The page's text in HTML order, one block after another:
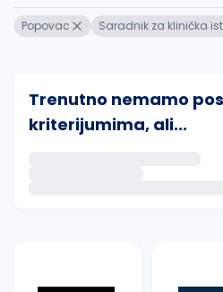
Popovac Saradnik za klinička
Trenutno nemamo
kriterijumima, ali...